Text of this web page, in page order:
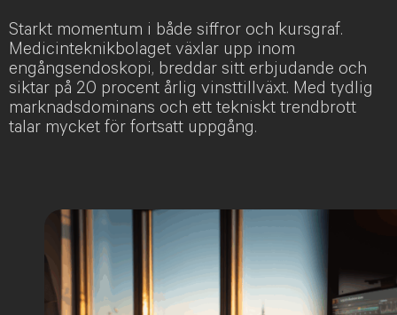
Starkt momentum i både siffror och kursgraf.
Medicinteknikbolaget växlar upp inom
engångsendoskopi, breddar sitt erbjudande och
siktar på 20 procent årlig vinsttillväxt. Med tydlig
marknadsdominans och ett tekniskt trendbrott
talar mycket för fortsatt uppgång.